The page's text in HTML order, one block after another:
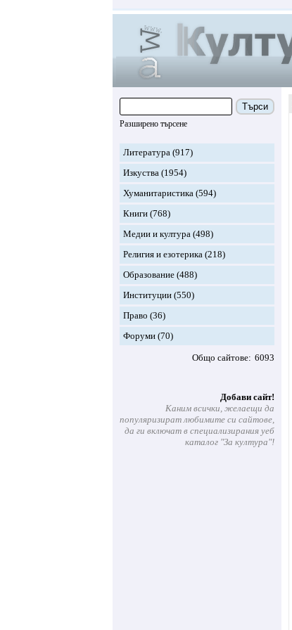
Търси
Разширено търсене
Литература (917)
Изкуства (1954)
Хуманитаристика (594)
Книги (768)
Медии и култура (498)
Религия и езотерика (218)
Образование (488)
Институции (550)
Право (36)
Форуми (70)
Общо сайтове 6093
Добави сайт!
Каним всички, желаещи да
популяризират любимите си сайтове,
да ги включат в специализирания уеб
каталог "За култура"!